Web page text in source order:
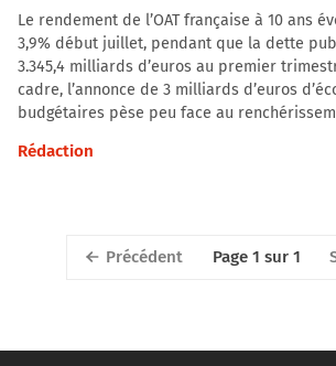
Le rendement de l’OAT française à 10 ans
3,9% début juillet, pendant que la dette
3.345,4 milliards d’euros au premier
cadre, l’annonce de 3 milliards d’euros
budgétaires pèse peu face au
Rédaction
Précédent Page 1 sur 1